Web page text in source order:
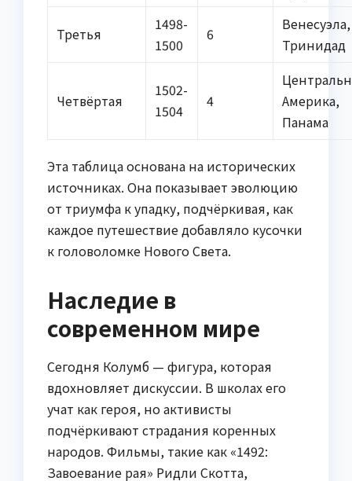
Третья
1498-
1500
6
Венесуэла,
Тринидад
Четвёртая
1502-
1504
4
Америка,
Панама
Эта таблица основана на исторических
источниках. Она показывает эволюцию
от триумфа к упадку, подчёркивая, как
каждое путешествие добавляло кусочки
к головоломке Нового Света.
Наследие в
современном мире
Сегодня Колумб — фигура, которая
вдохновляет дискуссии. В школах его
учат как героя, но активисты
подчёркивают страдания коренных
народов. Фильмы, такие как «1492:
Завоевание рая» Ридли Скотта,